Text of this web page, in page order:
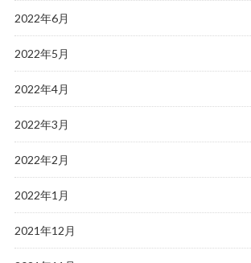
2022年6月
2022年5月
2022年4月
2022年3月
2022年2月
2022年1月
2021年12月